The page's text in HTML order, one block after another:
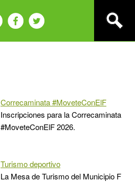
Correcaminata #MoveteConElF
Inscripciones para la Correcaminata
#MoveteConElF 2026.
Turismo deportivo
La Mesa de Turismo del Municipio F